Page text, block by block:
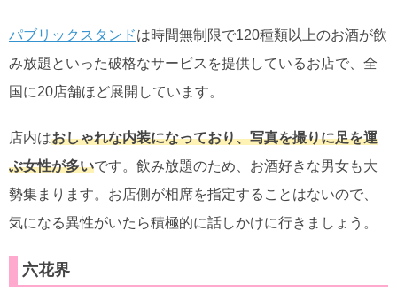
パブリックスタンドは時間無制限で120種類以上のお酒が飲
み放題といった破格なサービスを提供しているお店で、全
国に20店舗ほど展開しています。
店内はおしゃれな内装になっており、写真を撮りに足を運
ぶ女性が多いです。飲み放題のため、お酒好きな男女も大
勢集まります。お店側が相席を指定することはないので、
気になる異性がいたら積極的に話しかけに行きましょう。
六花界